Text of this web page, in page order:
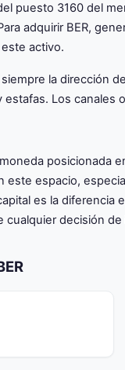
puesto 3160 del
adquirir BER,
activo.
la dirección
Los canales
posicionada
este espacio,
es la diferencia
cualquier decisión